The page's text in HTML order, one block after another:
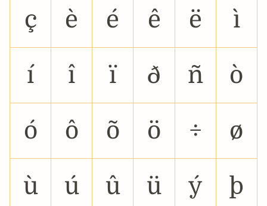
ç è é ê ë ì
í î ï ð ñ ò
ó ô õ ö ÷ ø
ù ú û ü ý þ